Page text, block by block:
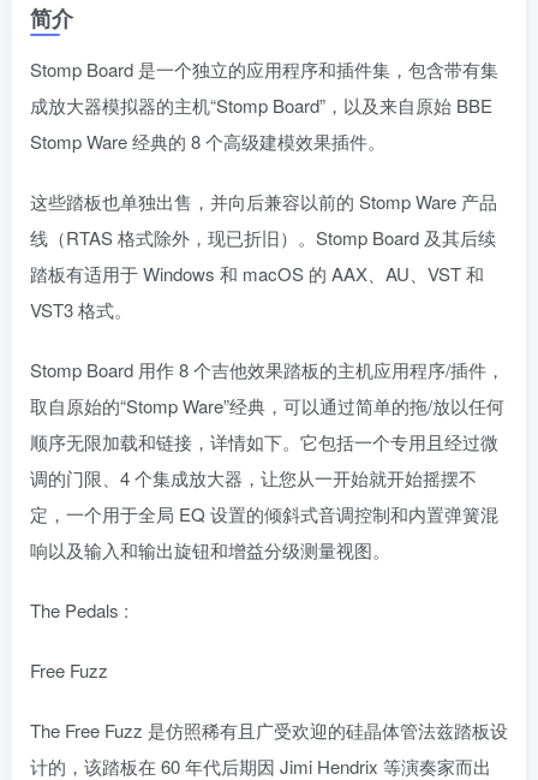
简介
Stomp Board 是一个独立的应用程序和插件集，包含带有集
成放大器模拟器的主机“Stomp Board”，以及来自原始 BBE
Stomp Ware 经典的 8 个高级建模效果插件。
这些踏板也单独出售，并向后兼容以前的 Stomp Ware 产品
线（RTAS 格式除外，现已折旧）。Stomp Board 及其后续
踏板有适用于 Windows 和 macOS 的 AAX、AU、VST 和
VST3 格式。
Stomp Board 用作 8 个吉他效果踏板的主机应用程序/插件，
取自原始的“Stomp Ware”经典，可以通过简单的拖/放以任何
顺序无限加载和链接，详情如下。它包括一个专用且经过微
调的门限、4 个集成放大器，让您从一开始就开始摇摆不
定，一个用于全局 EQ 设置的倾斜式音调控制和内置弹簧混
响以及输入和输出旋钮和增益分级测量视图。
The Pedals :
Free Fuzz
The Free Fuzz 是仿照稀有且广受欢迎的硅晶体管法兹踏板设
计的，该踏板在 60 年代后期因 Jimi Hendrix 等演奏家而出